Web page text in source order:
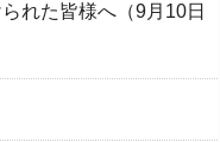
れた皆様へ（9月10日